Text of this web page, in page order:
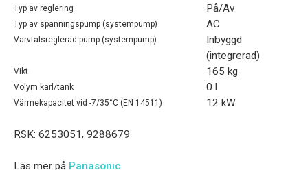
Typ av reglering På/Av
Typ av spänningspump (systempump) AC
Varvtalsreglerad pump (systempump)
Inbyggd
(integrerad)
Vikt 165 kg
Volym kärl/tank 0 l
Värmekapacitet vid -7/35°C (EN 14511) 12 kW
RSK: 6253051, 9288679
Läs mer på Panasonic